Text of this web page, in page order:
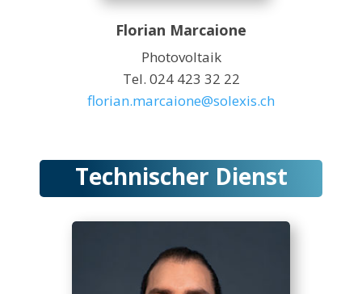
Florian Marcaione
Photovoltaik
Tel. 024 423 32 22
florian.marcaione@solexis.ch
Technischer Dienst